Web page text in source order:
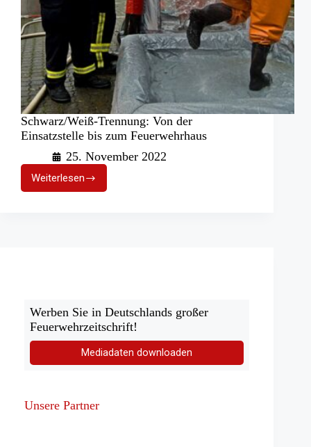
Schwarz/Weiß-Trennung: Von der
Einsatzstelle bis zum Feuerwehrhaus
25. November 2022
WeiterlesenSchwarz/Weiß-
Trennung:
Werben Sie in Deutschlands großer
Feuerwehrzeitschrift!
Mediadaten downloaden
Unsere Partner